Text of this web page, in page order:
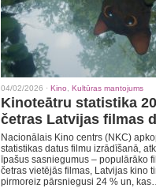
04/02/2026 · Kino Kultūras mantojums
Kinoteātru statistika
četras Latvijas filmas
Nacionālais Kino centrs (NKC)
statistikas datus filmu izrādīšanā,
īpašus sasniegumus – populārāko
četras vietējās filmas, Latvijas kino
pirmoreiz pārsniegusi 24 % un,